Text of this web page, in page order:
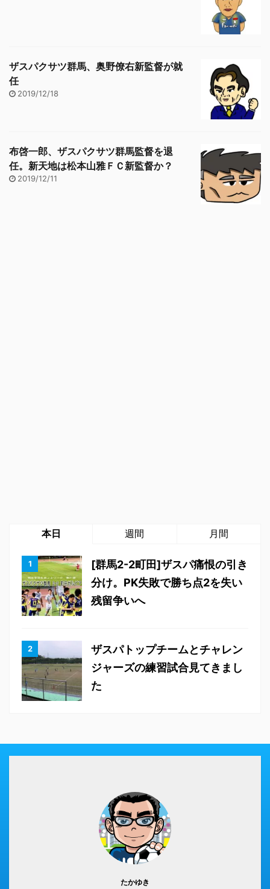
ザスパクサツ群馬、奥野僚右新監督が就
任
2019/12/18
布啓一郎、ザスパクサツ群馬監督を退
任。新天地は松本山雅ＦＣ新監督か？
2019/12/11
本日 週間 月間
[群馬2-2町田]ザスパ痛恨の引き
分け。PK失敗で勝ち点2を失い
残留争いへ
ザスパトップチームとチャレン
ジャーズの練習試合見てきまし
た
たかゆき